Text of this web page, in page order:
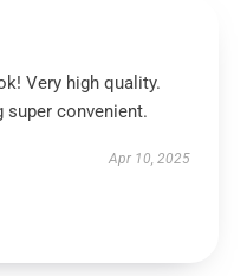
Very high quality.
super convenient.
Apr 10, 2025